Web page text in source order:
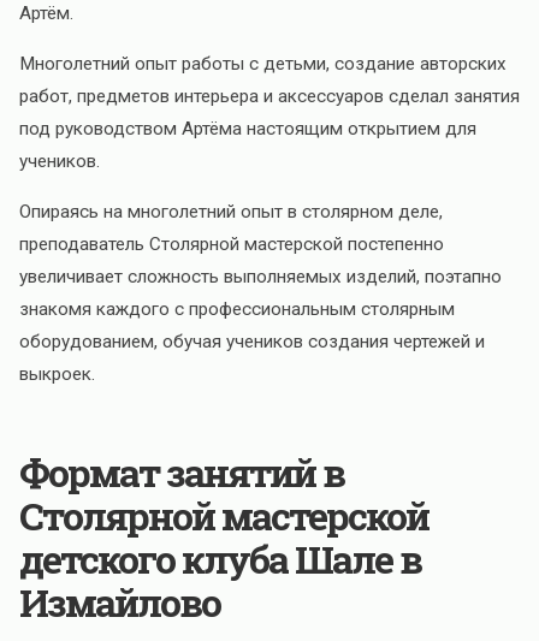
Артём.
Многолетний опыт работы с детьми, создание авторских
работ, предметов интерьера и аксессуаров сделал занятия
под руководством Артёма настоящим открытием для
учеников.
Опираясь на многолетний опыт в столярном деле,
преподаватель Столярной мастерской постепенно
увеличивает сложность выполняемых изделий, поэтапно
знакомя каждого с профессиональным столярным
оборудованием, обучая учеников создания чертежей и
выкроек.
Формат занятий в
Столярной мастерской
детского клуба Шале в
Измайлово